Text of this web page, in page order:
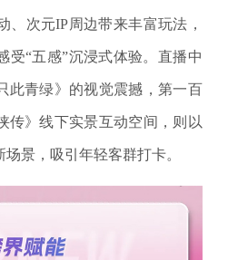
、次元IP周边带来丰富玩法，
受“五感”沉浸式体验。直播中
此青绿》的视觉震撼，第一百
传》线下实景互动空间，则以
景，吸引年轻客群打卡。